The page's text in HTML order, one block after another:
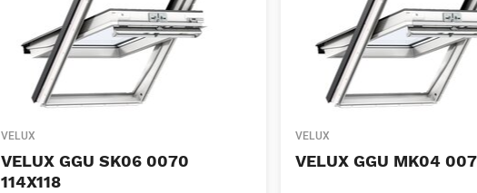
VELUX
VELUX GGU SK06 0070
114X118
VELUX
VELUX GGU MK04